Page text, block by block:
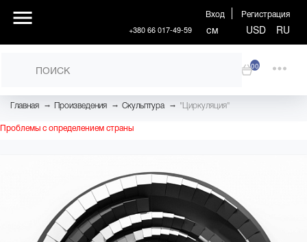
Вход Регистрация
+380 66 017-49-59 см USD RU
00
Главная → Произведения → Скульптура → "Циркуляция"
Проблемы с определением страны